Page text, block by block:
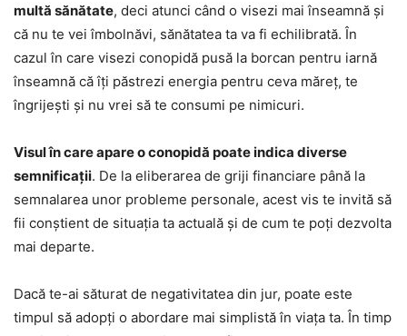
multă sănătate, deci atunci când o visezi mai înseamnă și
că nu te vei îmbolnăvi, sănătatea ta va fi echilibrată. În
cazul în care visezi conopidă pusă la borcan pentru iarnă
înseamnă că îți păstrezi energia pentru ceva măreț, te
îngrijești și nu vrei să te consumi pe nimicuri.
Visul în care apare o conopidă poate indica diverse
semnificații. De la eliberarea de griji financiare până la
semnalarea unor probleme personale, acest vis te invită să
fii conștient de situația ta actuală și de cum te poți dezvolta
mai departe.
Dacă te-ai săturat de negativitatea din jur, poate este
timpul să adopți o abordare mai simplistă în viața ta. În timp